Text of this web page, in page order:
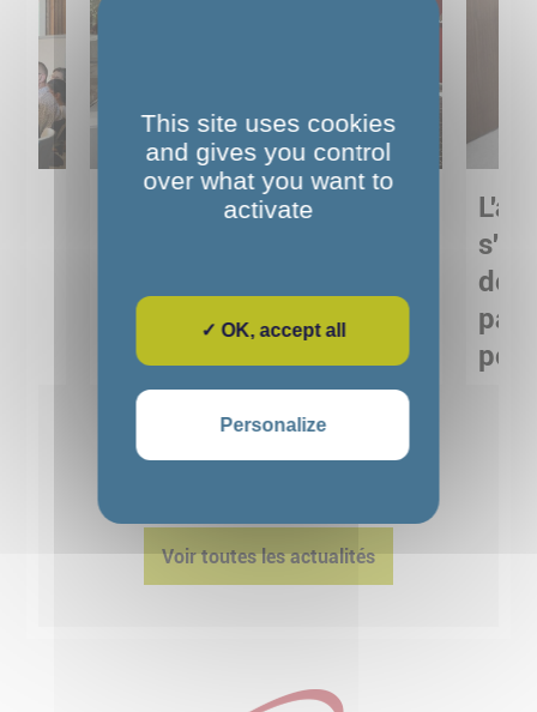
Sortie pédagogique au
autrement grâce à la
culture
Voir détails
de
1 2 3 4 5
Voir toutes les actualités
This site uses cookies
and gives you control
over what you want to
activate
✓ OK, accept all
Personalize